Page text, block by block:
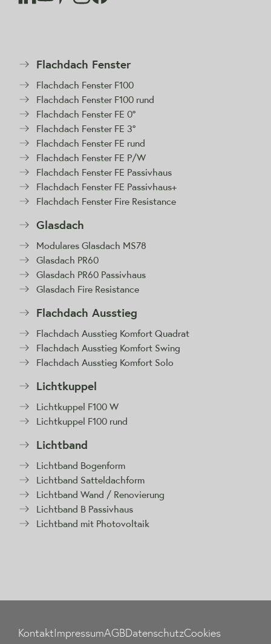
Flachdach Fenster
Flachdach Fenster F100
Flachdach Fenster F100 rund
Flachdach Fenster FE 0°
Flachdach Fenster FE 3°
Flachdach Fenster FE rund
Flachdach Fenster FE P/W
Flachdach Fenster FE Passivhaus
Flachdach Fenster FE Passivhaus+
Flachdach Fenster Fire Resistance
Glasdach
Modulares Glasdach MS78
Glasdach PR60
Glasdach PR60 Passivhaus
Glasdach Fire Resistance
Flachdach Ausstieg
Flachdach Ausstieg Komfort Quadrat
Flachdach Ausstieg Komfort Swing
Flachdach Ausstieg Komfort Solo
Lichtkuppel
Lichtkuppel F100 W
Lichtkuppel F100 rund
Lichtband
Lichtband Bogenform
Lichtband Satteldachform
Lichtband Wand / Renovierung
Lichtband B Passivhaus
Lichtband mit Photovoltaik
KontaktImpressumAGBDatenschutzCookies